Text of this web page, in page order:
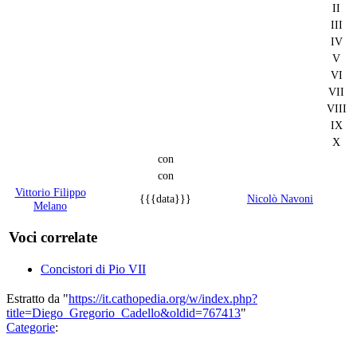
II
III
IV
V
VI
VII
VIII
IX
X
con
con
Vittorio Filippo
Melano
{{{data}}} Nicolò Navoni
Voci correlate
Concistori di Pio VII
Estratto da "https://it.cathopedia.org/w/index.php?
title=Diego_Gregorio_Cadello&oldid=767413"
Categorie: